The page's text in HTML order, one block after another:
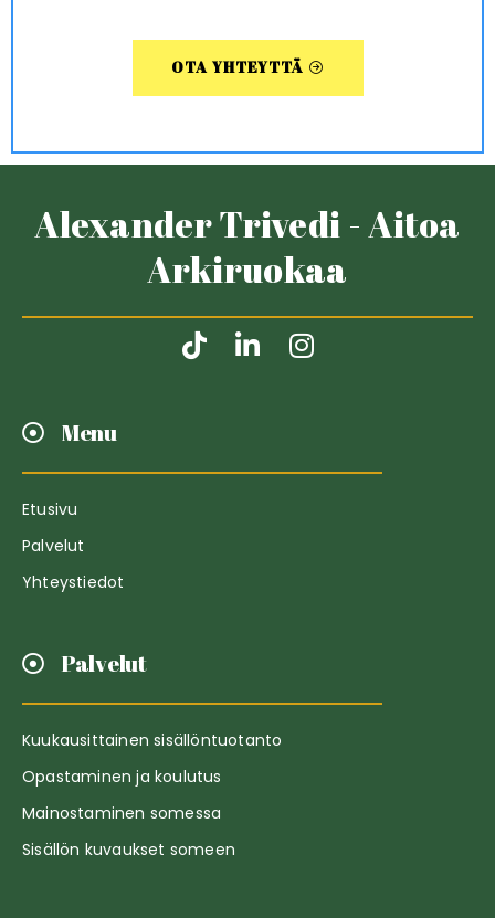
OTA YHTEYTTÄ
Alexander Trivedi - Aitoa
Arkiruokaa
Menu
Etusivu
Palvelut
Yhteystiedot
Palvelut
Kuukausittainen sisällöntuotanto
Opastaminen ja koulutus
Mainostaminen somessa
Sisällön kuvaukset someen